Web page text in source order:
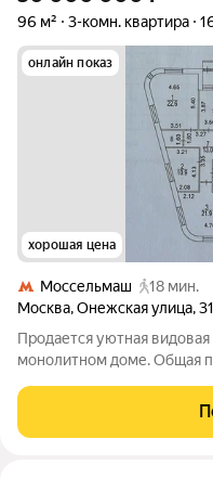
96 м² 3-комн. квартира
онлайн показ
хорошая цена
Моссельмаш
18 мин.
Москва,Онежская улица,
Продается уютная
монолитном доме. Общая
этажного дома постройки
Онежская улица, 31 к1.